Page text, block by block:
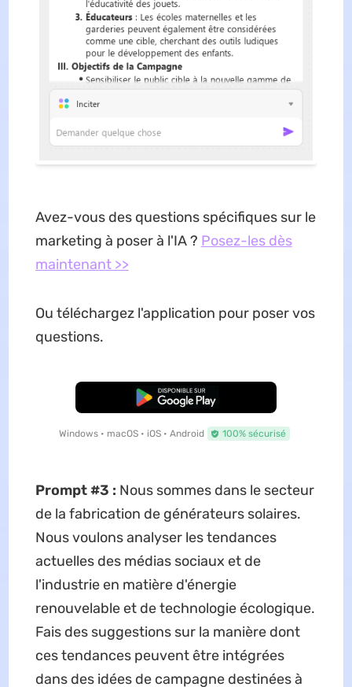
Avez-vous des questions spécifiques sur le
marketing à poser à l'IA ? Posez-les dès
maintenant >>
Ou téléchargez l'application pour poser vos
questions.
TÉLÉCHARGER
Windows • macOS • iOS • Android 100% sécurisé
Prompt #3 : Nous sommes dans le secteur
de la fabrication de générateurs solaires.
Nous voulons analyser les tendances
actuelles des médias sociaux et de
l'industrie en matière d'énergie
renouvelable et de technologie écologique.
Fais des suggestions sur la manière dont
ces tendances peuvent être intégrées
dans des idées de campagne destinées à